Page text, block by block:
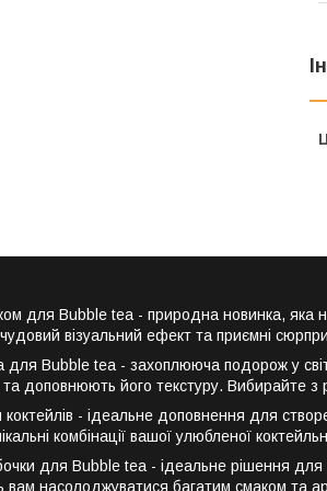
для Bubble tea - природна новинка, яка
візуальний ефект та приємні
для Bubble tea - захоплююча подорож у
та доповнюють його текстуру. Вибирайте з
- ідеальне доповнення для
комбінації вашої улюбленої
для Bubble tea - ідеальне рішення для
вам насолоджуватися багатим смаком та